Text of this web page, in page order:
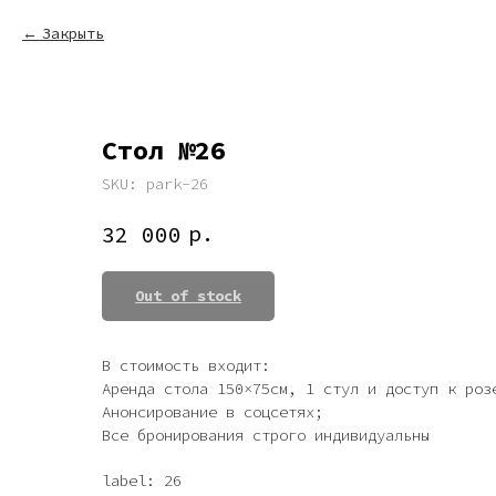
Закрыть
Стол №26
SKU: park-26
32 000 р.
Out of stock
В стоимость входит:
Аренда стола 150×75см, 1 стул и доступ к
Анонсирование в соцсетях;
Все бронирования строго индивидуальны
label: 26